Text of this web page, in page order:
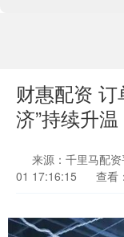
财惠配资
济”持续升
来源：千里马配资
01 17:16:15
查看